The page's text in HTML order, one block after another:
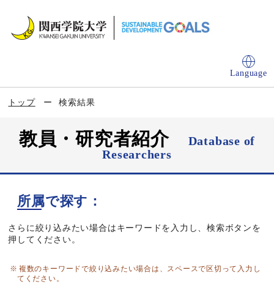
Language
トップ 検索結果
教員・研究者紹介
Database of
Researchers
所属で探す：
さらに絞り込みたい場合はキーワードを入力し、検索ボタンを
押してください。
複数のキーワードで絞り込みたい場合は、スペースで区切って入力し
てください。